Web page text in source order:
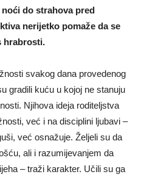
do strahova pred
nerijetko pomaže da se
hrabrosti.
svakog dana provedenog
gradili kuću u kojoj ne stanuju
Njihova ideja roditeljstva
već i na disciplini ljubavi –
već osnažuje. Željeli su da
ali i razumijevanjem da
– traži karakter. Učili su ga